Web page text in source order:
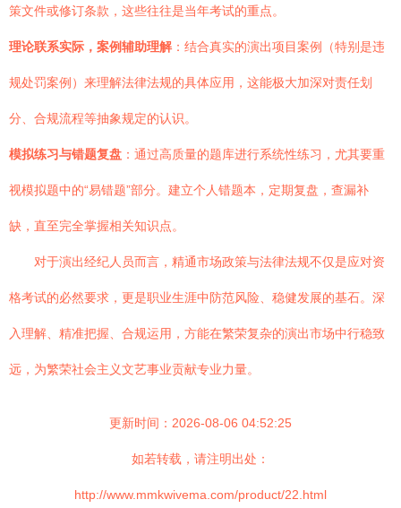
策文件或修订条款，这些往往是当年考试的重点。
理论联系实际，案例辅助理解：结合真实的演出项目案例（特别是违
规处罚案例）来理解法律法规的具体应用，这能极大加深对责任划
分、合规流程等抽象规定的认识。
模拟练习与错题复盘 ：通过高质量的题库进行系统性练习，尤其要重
视模拟题中的“易错题”部分。建立个人错题本，定期复盘，查漏补
缺，直至完全掌握相关知识点。
对于演出经纪人员而言，精通市场政策与法律法规不仅是应对资
格考试的必然要求，更是职业生涯中防范风险、稳健发展的基石。深
入理解、精准把握、合规运用，方能在繁荣复杂的演出市场中行稳致
远，为繁荣社会主义文艺事业贡献专业力量。
更新时间：2026-08-06 04:52:25
如若转载，请注明出处：
http://www.mmkwivema.com/product/22.html